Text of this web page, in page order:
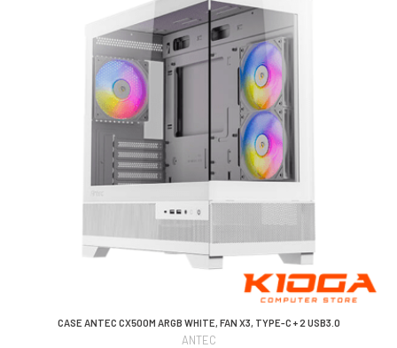
CASE ANTEC CX500M ARGB WHITE, FAN X3, TYPE-C + 2 USB3.0
ANTEC